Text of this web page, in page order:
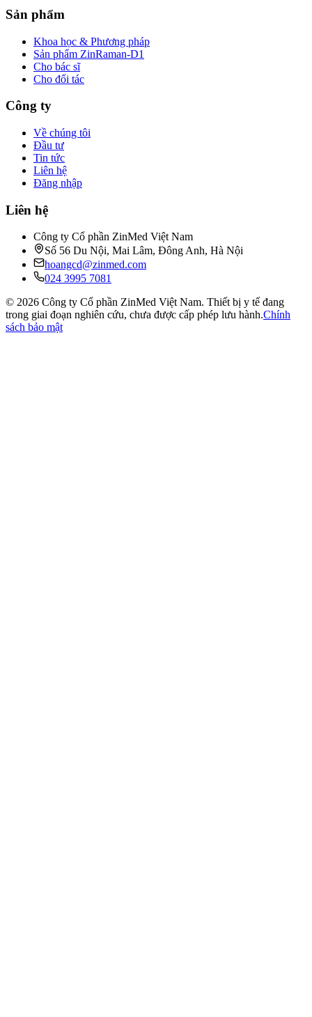
Sản phẩm
Khoa học & Phương pháp
Sản phẩm ZinRaman-D1
Cho bác sĩ
Cho đối tác
Công ty
Về chúng tôi
Đầu tư
Tin tức
Liên hệ
Đăng nhập
Liên hệ
Công ty Cổ phần ZinMed Việt Nam
Số 56 Du Nội, Mai Lâm, Đông Anh, Hà Nội
hoangcd@zinmed.com
024 3995 7081
© 2026 Công ty Cổ phần ZinMed Việt Nam. Thiết bị y tế đang
trong giai đoạn nghiên cứu, chưa được cấp phép lưu hành.Chính
sách bảo mật